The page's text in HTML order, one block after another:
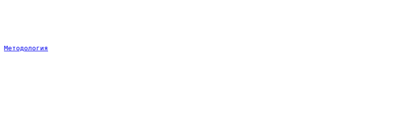
Методология